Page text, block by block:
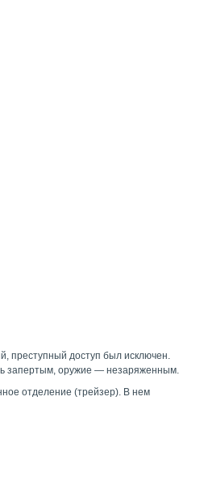
преступный доступ был исключен.
запертым, оружие — незаряженным.
отделение (трейзер). В нем